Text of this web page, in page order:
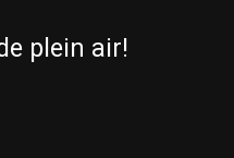
plein air!